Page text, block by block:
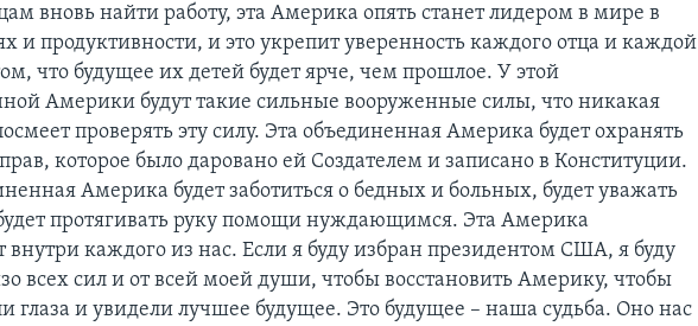
вновь найти работу, эта Америка опять станет лидером в мире в
и продуктивности, и это укрепит уверенность каждого отца и каждой
что будущее их детей будет ярче, чем прошлое. У этой
Америки будут такие сильные вооруженные силы, что никакая
проверять эту силу. Эта объединенная Америка будет охранять
которое было даровано ей Создателем и записано в Конституции.
Америка будет заботиться о бедных и больных, будет уважать
протягивать руку помощи нуждающимся. Эта Америка
внутри каждого из нас. Если я буду избран президентом США, я буду
всех сил и от всей моей души, чтобы восстановить Америку, чтобы
глаза и увидели лучшее будущее. Это будущее – наша судьба. Оно нас